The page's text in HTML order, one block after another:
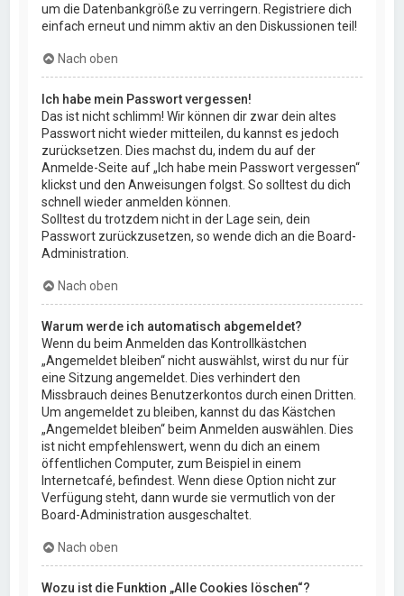
um die Datenbankgröße zu verringern. Registriere dich
einfach erneut und nimm aktiv an den Diskussionen teil!
Nach oben
Ich habe mein Passwort vergessen!
Das ist nicht schlimm! Wir können dir zwar dein altes
Passwort nicht wieder mitteilen, du kannst es jedoch
zurücksetzen. Dies machst du, indem du auf der
Anmelde-Seite auf „Ich habe mein Passwort vergessen“
klickst und den Anweisungen folgst. So solltest du dich
schnell wieder anmelden können.
Solltest du trotzdem nicht in der Lage sein, dein
Passwort zurückzusetzen, so wende dich an die Board-
Administration.
Nach oben
Warum werde ich automatisch abgemeldet?
Wenn du beim Anmelden das Kontrollkästchen
„Angemeldet bleiben“ nicht auswählst, wirst du nur für
eine Sitzung angemeldet. Dies verhindert den
Missbrauch deines Benutzerkontos durch einen Dritten.
Um angemeldet zu bleiben, kannst du das Kästchen
„Angemeldet bleiben“ beim Anmelden auswählen. Dies
ist nicht empfehlenswert, wenn du dich an einem
öffentlichen Computer, zum Beispiel in einem
Internetcafé, befindest. Wenn diese Option nicht zur
Verfügung steht, dann wurde sie vermutlich von der
Board-Administration ausgeschaltet.
Nach oben
Wozu ist die Funktion „Alle Cookies löschen“?